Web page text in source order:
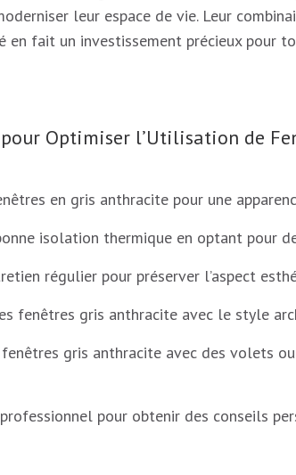
leur espace de vie. Leur
en fait un investissement précieux pour
Optimiser l’Utilisation de
en gris anthracite pour une
isolation thermique en optant pour
régulier pour préserver l’aspect
fenêtres gris anthracite avec le style
fenêtres gris anthracite avec des volets
pour obtenir des conseils